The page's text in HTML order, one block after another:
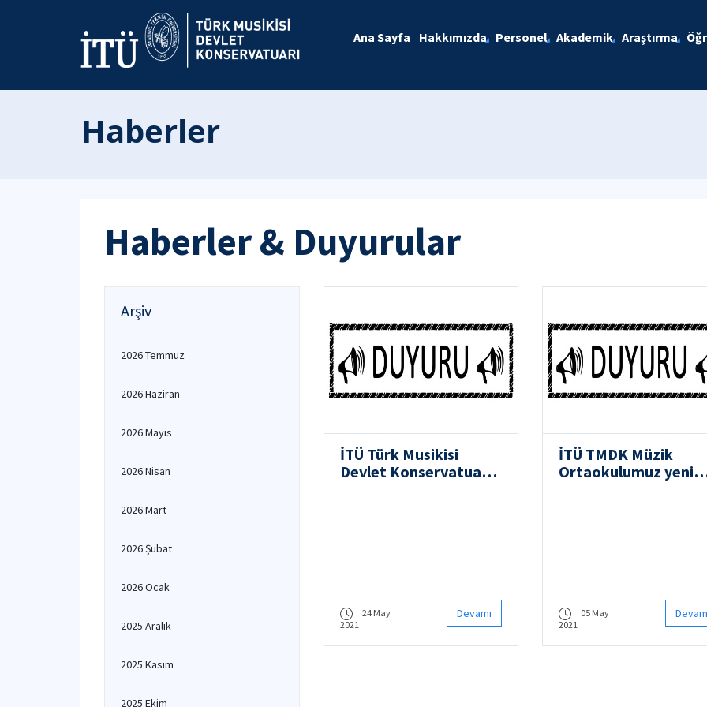
Ana Sayfa Hakkımızda Personel Akademik Araştırma
Haberler
Haberler & Duyurular
Arşiv
2026 Temmuz
2026 Haziran
2026 Mayıs
2026 Nisan
2026 Mart
2026 Şubat
2026 Ocak
2025 Aralık
2025 Kasım
2025 Ekim
İTÜ Türk Musikisi
Devlet Konservatuarı
24 May
2021
Devamı
İTÜ TMDK Müzik
Ortaokulumuz yeni
05 May
2021